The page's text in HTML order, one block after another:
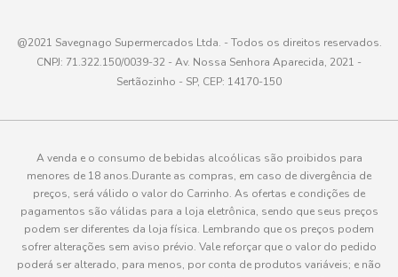
@2021 Savegnago Supermercados Ltda. - Todos os direitos reservados.
CNPJ: 71.322.150/0039-32 - Av. Nossa Senhora Aparecida, 2021 -
Sertãozinho - SP, CEP: 14170-150
A venda e o consumo de bebidas alcoólicas são proibidos para
menores de 18 anos.Durante as compras, em caso de divergência de
preços, será válido o valor do Carrinho. As ofertas e condições de
pagamentos são válidas para a loja eletrônica, sendo que seus preços
podem ser diferentes da loja física. Lembrando que os preços podem
sofrer alterações sem aviso prévio. Vale reforçar que o valor do pedido
poderá ser alterado, para menos, por conta de produtos variáveis; e não